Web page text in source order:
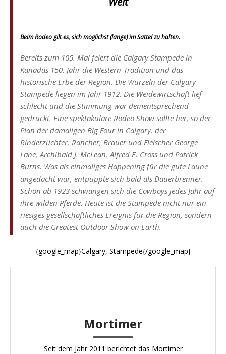
Beim Rodeo gilt es, sich möglichst (lange) im Sattel zu halten.
Bereits zum 105. Mal feiert die Calgary Stampede in
Kanadas 150. Jahr die Western-Tradition und das
historische Erbe der Region. Die Wurzeln der Calgary
Stampede liegen im Jahr 1912. Die Weidewirtschaft lief
schlecht und die Stimmung war dementsprechend
gedrückt. Eine spektakuläre Rodeo Show sollte her, so der
Plan der damaligen Big Four in Calgary, der
Rinderzüchter, Rancher, Brauer und Fleischer George
Lane, Archibald J. McLean, Alfred E. Cross und Patrick
Burns. Was als einmaliges Happening für die gute Laune
angedacht war, entpuppte sich bald als Dauerbrenner.
Schon ab 1923 schwangen sich die Cowboys jedes Jahr auf
ihre wilden Pferde. Heute ist die Stampede nicht nur ein
riesiges gesellschaftliches Ereignis für die Region, sondern
auch die Greatest Outdoor Show on Earth.
{google_map}Calgary, Stampede{/google_map}
Mortimer
Seit dem Jahr 2011 berichtet das Mortimer